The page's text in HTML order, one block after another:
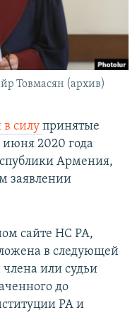
Товмасян (архив)
в силу принятые
2020 года
Армения,
заявлении
сайте НС РА,
в следующей
или судьи
до
РА и